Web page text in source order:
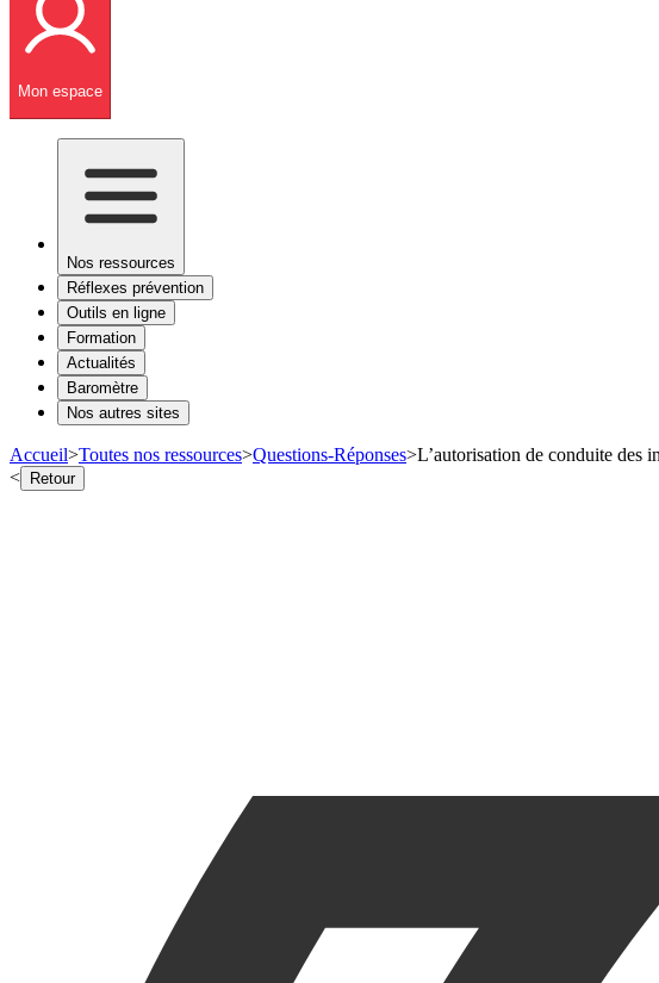
Mon espace
Nos ressources
Réflexes prévention
Outils en ligne
Formation
Actualités
Baromètre
Nos autres sites
Accueil>Toutes nos ressources>Questions-Réponses>L’autorisation de conduite des
< Retour